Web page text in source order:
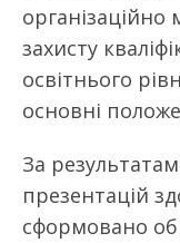
організаційно
захисту
освітнього
основні
За
презентацій
сформовано